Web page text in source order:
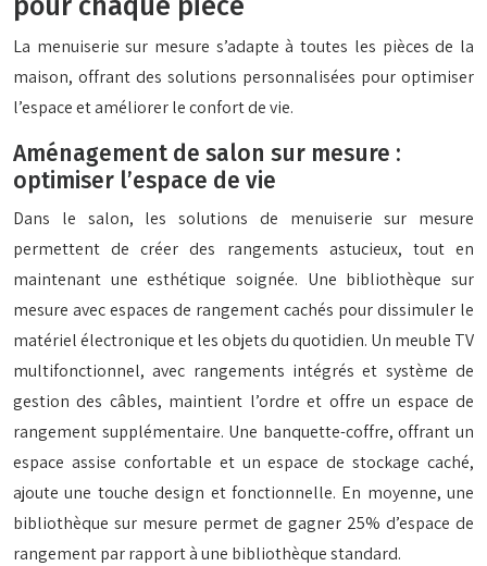
pour chaque pièce
La menuiserie sur mesure s’adapte à toutes les pièces de la
maison, offrant des solutions personnalisées pour optimiser
l’espace et améliorer le confort de vie.
Aménagement de salon sur mesure :
optimiser l’espace de vie
Dans le salon, les solutions de menuiserie sur mesure
permettent de créer des rangements astucieux, tout en
maintenant une esthétique soignée. Une bibliothèque sur
mesure avec espaces de rangement cachés pour dissimuler le
matériel électronique et les objets du quotidien. Un meuble TV
multifonctionnel, avec rangements intégrés et système de
gestion des câbles, maintient l’ordre et offre un espace de
rangement supplémentaire. Une banquette-coffre, offrant un
espace assise confortable et un espace de stockage caché,
ajoute une touche design et fonctionnelle. En moyenne, une
bibliothèque sur mesure permet de gagner 25% d’espace de
rangement par rapport à une bibliothèque standard.